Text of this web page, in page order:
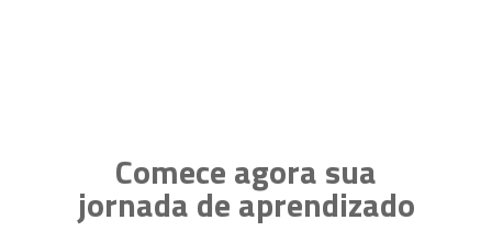
Comece agora sua
jornada de aprendizado